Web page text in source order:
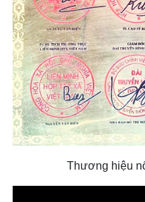
Thương hiệu